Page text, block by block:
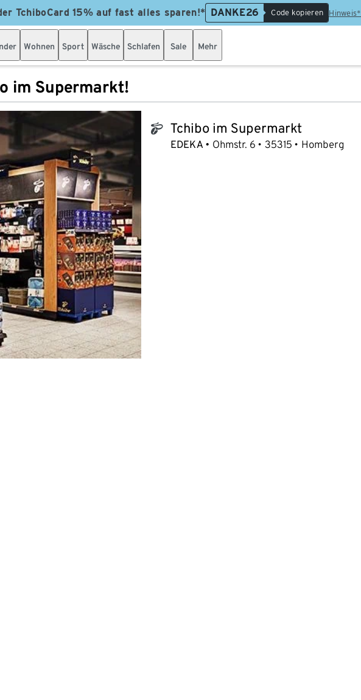
TchiboCard 15% auf fast alles sparen!* DANKE26 Code kopieren Hinweis*
Wohnen Sport Wäsche Schlafen Sale Mehr
im Supermarkt!
tchibo_logo Tchibo im Supermarkt
EDEKA Ohmstr. 6 35315 Homberg